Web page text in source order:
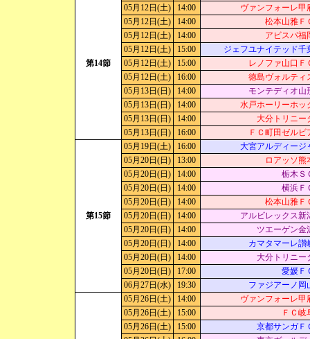
第14節
05月12日(土)
14:00
ヴァンフォーレ甲
05月12日(土)
14:00
松本山雅Ｆ
05月12日(土)
14:00
アビスパ福
05月12日(土)
15:00
ジェフユナイテッド千
05月12日(土)
15:00
レノファ山口Ｆ
05月12日(土)
16:00
徳島ヴォルティ
05月13日(日)
14:00
モンテディオ山
05月13日(日)
14:00
水戸ホーリーホッ
05月13日(日)
14:00
大分トリニー
05月13日(日)
16:00 ＦＣ町田ゼルビ
第15節
05月19日(土) 16:00
大宮アルディージ
05月20日(日)
13:00
ロアッソ熊
05月20日(日)
14:00
栃木Ｓ
05月20日(日)
14:00
横浜Ｆ
05月20日(日)
14:00
松本山雅Ｆ
05月20日(日)
14:00
アルビレックス新
05月20日(日)
14:00
ツエーゲン金
05月20日(日)
14:00
カマタマーレ讃
05月20日(日)
14:00
大分トリニー
05月20日(日)
17:00
愛媛Ｆ
06月27日(水)
19:30 ファジアーノ岡
05月26日(土) 14:00
ヴァンフォーレ甲
05月26日(土)
15:00
ＦＣ岐
05月26日(土)
15:00
京都サンガＦ